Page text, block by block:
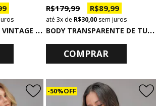
C
AMISETA T-SHIRT VINTAGE CHUMBO COM MANGAS DE PAETÊ ROCKIES B
ODY TRANSPARENTE DE TULE PRETO
R$ 179,99 R$ 89,99
3xde R$ 30,00sem juros
COMPRAR
50% OFF